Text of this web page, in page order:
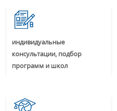
индивидуальные
консультации, подбор
программ и школ